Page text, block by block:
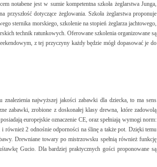
notabene jest w sumie kompetentna szkoła żeglarstwa Junga,
dotyczące żeglowania. Szkoła żeglarstwa proponuje
sternika morskiego, szkolenie na stopień żeglarza jachtowego,
technik ratunkowych. Oferowane szkolenia organizowane są
z tej przyczyny każdy będzie mógł dopasować je do
najwyższej jakości zabawki dla dziecka, to ma sens
zabawki, zrobione z doskonałej klasy drewna, które zadowolą
europejskie oznaczenie CE, oraz spełniają wymogi norm:
również 2 odnośnie odporności na ślinę a także pot. Dzięki temu
Drewniane towary po mistrzowsku spełnią również funkcję
Gucio. Dla bardziej praktycznych gości proponowane są